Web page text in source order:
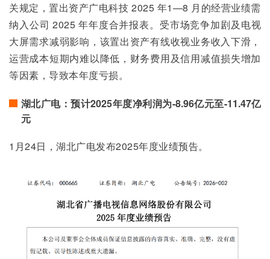
关规定，置出资产广电科技 2025 年1—8 月的经营业绩需
纳入公司 2025 年年度合并报表。受市场竞争加剧及电视
大屏需求减弱影响，该置出资产有线收视业务收入下滑，
运营成本短期内难以降低，财务费用及信用减值损失增加
等因素，导致本年度亏损。
湖北广电：预计2025年度净利润为-8.96亿元至-11.47亿
元
1月24日，湖北广电发布2025年度业绩预告。